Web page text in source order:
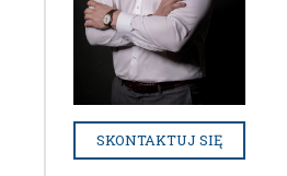
SKONTAKTUJ SIĘ